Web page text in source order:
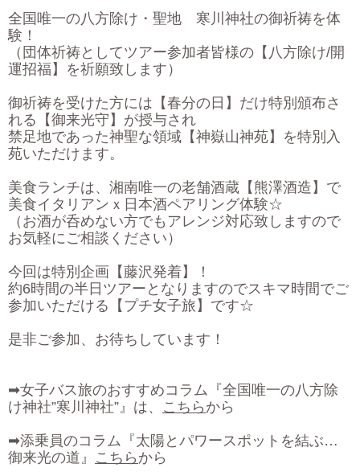
全国唯一の八方除け・聖地 寒川神社の御祈祷を体
験！
（団体祈祷としてツアー参加者皆様の【八方除け/開
運招福】を祈願致します）
御祈祷を受けた方には【春分の日】だけ特別頒布さ
れる【御来光守】が授与され
禁足地であった神聖な領域【神嶽山神苑】を特別入
苑いただけます。
美食ランチは、湘南唯一の老舗酒蔵【熊澤酒造】で
美食イタリアンｘ日本酒ペアリング体験☆
（お酒が呑めない方でもアレンジ対応致しますので
お気軽にご相談ください）
今回は特別企画【藤沢発着】！
約6時間の半日ツアーとなりますのでスキマ時間でご
参加いただける【プチ女子旅】です☆
是非ご参加、お待ちしています！
➡女子バス旅のおすすめコラム『全国唯一の八方除
け神社”寒川神社”』は、 こちら から
➡添乗員のコラム『太陽とパワースポットを結ぶ…
御来光の道』 こちら から